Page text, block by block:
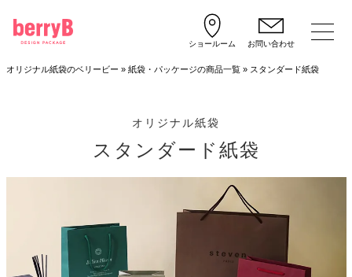
ショールーム お問い合わせ
オリジナル紙袋のベリービー » 紙袋・パッケージの商品一覧» スタンダード紙袋
オリジナル紙袋
スタンダード紙袋